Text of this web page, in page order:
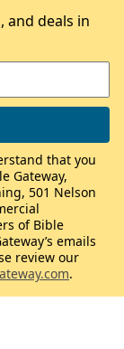
and deals in
that you
Gateway,
501 Nelson
of Bible
emails
review our
.